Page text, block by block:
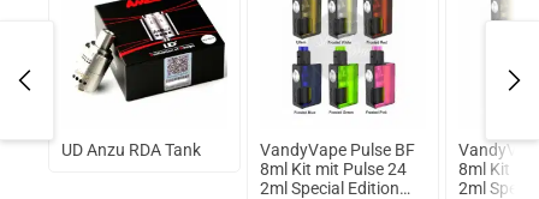
UD Anzu RDA Tank
VandyVape Pulse BF
8ml Kit mit Pulse 24
2ml Special Edition
8ml Kit
2ml